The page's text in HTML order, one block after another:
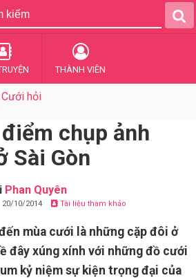
THÀNH VIÊN
Cưới hỏi
chụp ảnh
Sài Gòn
Phan Quyên
20/10/2014 Tài liệu tham khảo
mùa cưới là những cặp đôi ở
đây xúng xính với những đồ cưới
kỷ niệm sự kiện trọng đại của